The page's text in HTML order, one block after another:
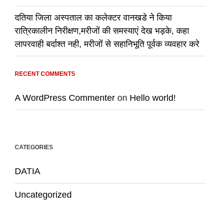
दतिया जिला अस्पताल का कलेक्टर वानखडे ने किया
रात्रिकालीन निरीक्षण,मरीजों की समस्याएं देख भड़के, कहा
लापरवाही बर्दाश्त नही, मरीजों से सहानिभूति पूर्वक व्यवहार करे
RECENT COMMENTS
A WordPress Commenter on Hello world!
CATEGORIES
DATIA
Uncategorized